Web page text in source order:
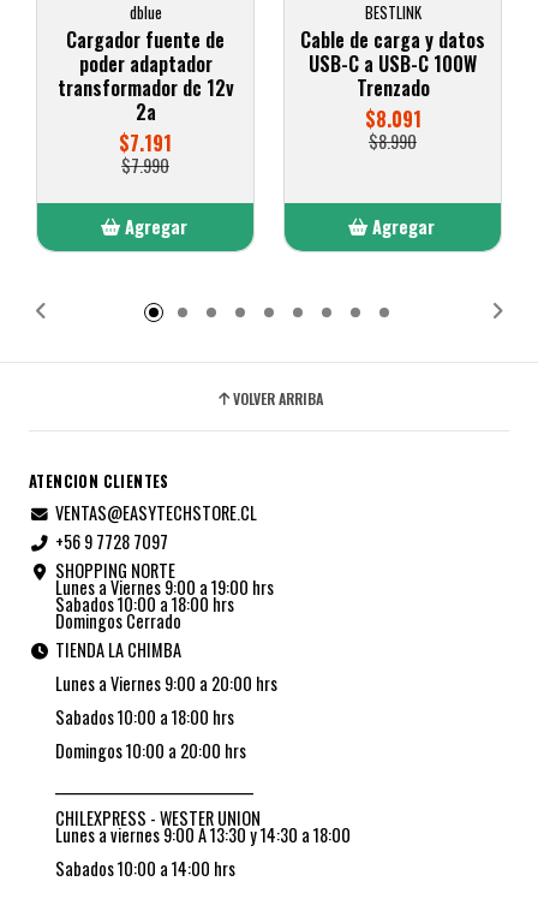
dblue
Cargador fuente de
poder adaptador
transformador dc 12v
2a
$7.191
$7.990
Agregar
BESTLINK
Cable de carga y datos
USB-C a USB-C 100W
Trenzado
$8.091
$8.990
Agregar
VOLVER ARRIBA
ATENCION CLIENTES
VENTAS@EASYTECHSTORE.CL
+56 9 7728 7097
SHOPPING NORTE
Lunes a Viernes 9:00 a 19:00 hrs
Sabados 10:00 a 18:00 hrs
Domingos Cerrado
TIENDA LA CHIMBA
Lunes a Viernes 9:00 a 20:00 hrs
Sabados 10:00 a 18:00 hrs
Domingos 10:00 a 20:00 hrs
CHILEXPRESS - WESTER UNION
Lunes a viernes 9:00 A 13:30 y 14:30 a 18:00
Sabados 10:00 a 14:00 hrs